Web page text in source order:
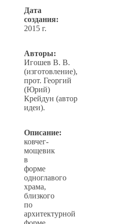
Дата
создания:
2015 г.
Авторы:
Игошев В. В.
(изготовление),
прот. Георгий
(Юрий)
Крейдун (автор
идеи).
Описание:
ковчег-
мощевик
в
форме
одноглавого
храма,
близкого
по
архитектурной